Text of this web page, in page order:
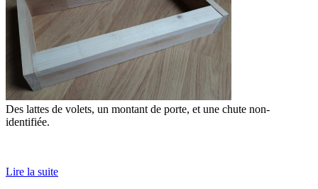
Des lattes de volets, un montant de porte, et une chute non-
identifiée.
Lire la suite